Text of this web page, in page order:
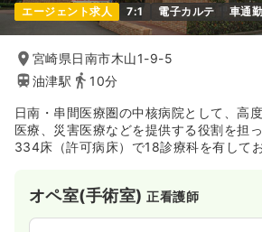
エージェント求人 7:1 電子カルテ 車通
宮崎県日南市木山1-9-5
油津駅
10分
日南・串間医療圏の中核病院として、高
医療、災害医療などを提供する役割を担
334床（許可病床）で18診療科を有して
オペ室(手術室)正看護師